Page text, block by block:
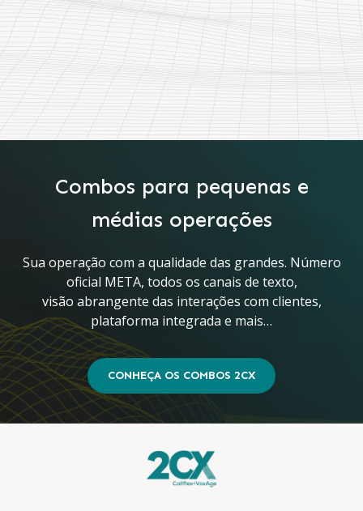
Combos para pequenas e
médias operações
Sua operação com a qualidade das grandes. Número
oficial META, todos os canais de texto,
visão abrangente das interações com clientes,
plataforma integrada e mais…
CONHEÇA OS COMBOS 2CX